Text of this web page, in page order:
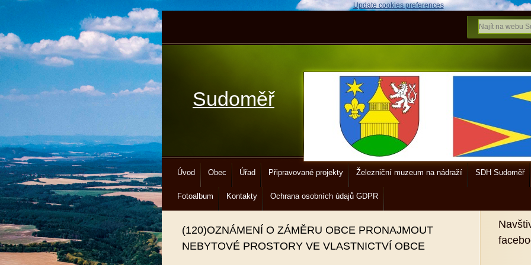
Update cookies preferences
Sudoměř
Úvod Obec Úřad Připravované projekty Železniční muzeum na nádraží SDH Sudoměř
Fotoalbum Kontakty Ochrana osobních údajů GDPR
(120)OZNÁMENÍ O ZÁMĚRU OBCE PRONAJMOUT
NEBYTOVÉ PROSTORY VE VLASTNICTVÍ OBCE